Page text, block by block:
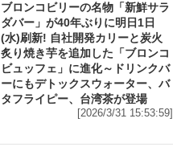
ブロンコビリーの名物「新鮮サラ
ダバー」が40年ぶりに明日1日
(水)刷新! 自社開発カリーと炭火
炙り焼き芋を追加した「ブロンコ
ビュッフェ」に進化～ドリンクバ
ーにもデトックスウォーター、バ
タフライピー、台湾茶が登場
[2026/3/31 15:53:59]